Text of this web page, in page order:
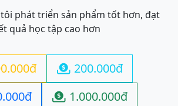
phát triển sản phẩm tốt hơn, đạt
quả học tập cao hơn
 200.000đ
 1.000.000đ